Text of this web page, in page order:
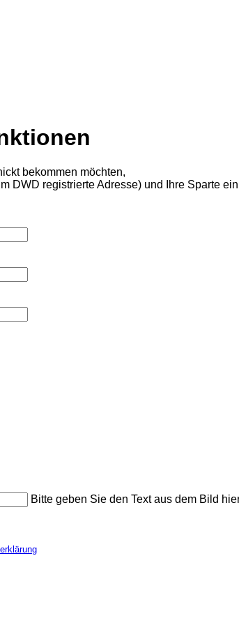
bekommen möchten,
DWD registrierte Adresse) und Ihre Sparte
Bitte geben Sie den Text aus dem Bild